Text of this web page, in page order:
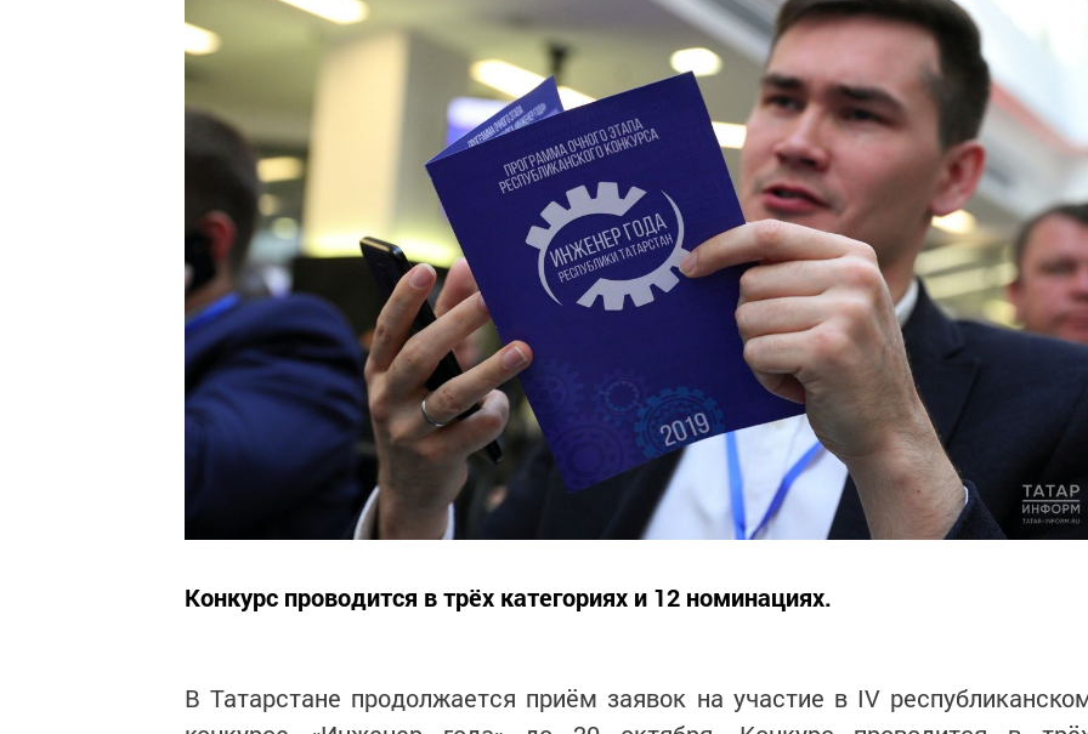
Конкурс проводится в трёх категориях и 12 номинациях.
В Татарстане продолжается приём заявок на участие в IV